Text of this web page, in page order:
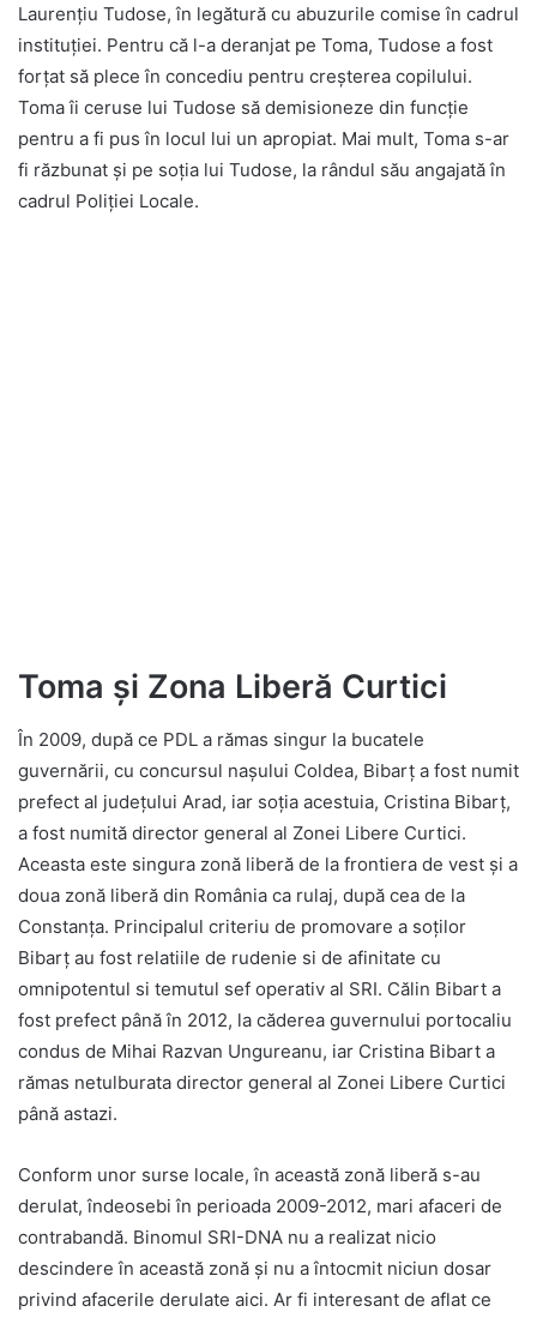
Laurențiu Tudose, în legătură cu abuzurile comise în cadrul
instituției. Pentru că l-a deranjat pe Toma, Tudose a fost
forțat să plece în concediu pentru creșterea copilului.
Toma îi ceruse lui Tudose să demisioneze din funcție
pentru a fi pus în locul lui un apropiat. Mai mult, Toma s-ar
fi răzbunat și pe soția lui Tudose, la rândul său angajată în
cadrul Poliției Locale.
Toma și Zona Liberă Curtici
În 2009, după ce PDL a rămas singur la bucatele
guvernării, cu concursul nașului Coldea, Bibarţ a fost numit
prefect al județului Arad, iar soția acestuia, Cristina Bibarţ,
a fost numită director general al Zonei Libere Curtici.
Aceasta este singura zonă liberă de la frontiera de vest și a
doua zonă liberă din România ca rulaj, după cea de la
Constanța. Principalul criteriu de promovare a soților
Bibarţ au fost relatiile de rudenie si de afinitate cu
omnipotentul si temutul sef operativ al SRI. Călin Bibart a
fost prefect până în 2012, la căderea guvernului portocaliu
condus de Mihai Razvan Ungureanu, iar Cristina Bibart a
rămas netulburata director general al Zonei Libere Curtici
până astazi.
Conform unor surse locale, în această zonă liberă s-au
derulat, îndeosebi în perioada 2009-2012, mari afaceri de
contrabandă. Binomul SRI-DNA nu a realizat nicio
descindere în această zonă și nu a întocmit niciun dosar
privind afacerile derulate aici. Ar fi interesant de aflat ce